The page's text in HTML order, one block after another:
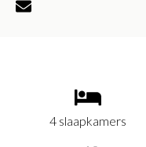
4 slaapkamers